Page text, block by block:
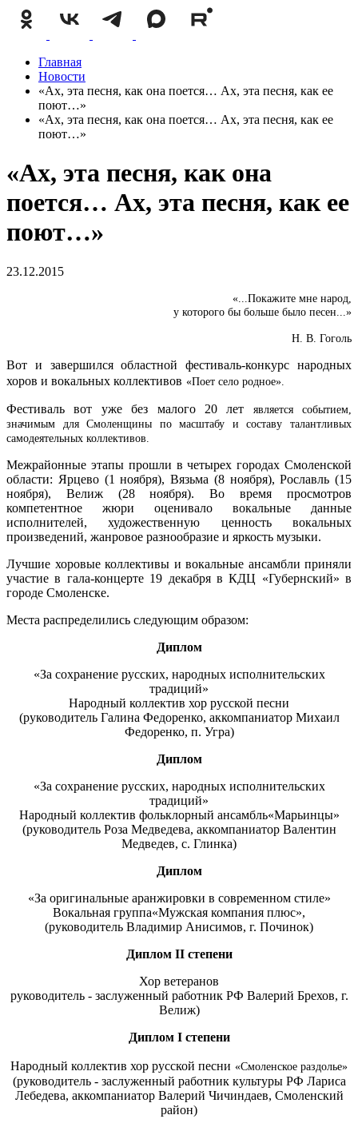
Главная
Новости
«Ах, эта песня, как она поется… Ах, эта песня, как ее
поют…»
«Ах, эта песня, как она поется… Ах, эта песня, как ее
поют…»
«Ах, эта песня, как она
поется… Ах, эта песня, как ее
поют…»
23.12.2015
«...Покажите мне народ,
у которого бы больше было песен...»
Н. В. Гоголь
Вот и завершился областной фестиваль-конкурс народных
хоров и вокальных коллективов «Поет село родное».
Фестиваль вот уже без малого 20 лет
является событием,
значимым для Смоленщины по масштабу и составу талантливых
самодеятельных коллективов.
Межрайонные этапы прошли в четырех городах Смоленской
области: Ярцево (1 ноября), Вязьма (8 ноября), Рославль (15
ноября), Велиж (28 ноября). Во время просмотров
компетентное жюри оценивало вокальные данные
исполнителей, художественную ценность вокальных
произведений, жанровое разнообразие и яркость музыки.
Лучшие хоровые коллективы и вокальные ансамбли приняли
участие в гала-концерте 19 декабря в КДЦ «Губернский» в
городе Смоленске.
Места распределились следующим образом:
Диплом
«За сохранение русских, народных исполнительских
традиций»
Народный коллектив хор русской песни
(руководитель Галина Федоренко, аккомпаниатор Михаил
Федоренко, п. Угра)
Диплом
«За сохранение русских, народных исполнительских
традиций»
Народный коллектив фольклорный ансамбль«Марьинцы»
(руководитель Роза Медведева, аккомпаниатор Валентин
Медведев, с. Глинка)
Диплом
«За оригинальные аранжировки в современном стиле»
Вокальная группа«Мужская компания плюс»,
(руководитель Владимир Анисимов, г. Починок)
ДипломII степени
Хор ветеранов
руководитель - заслуженный работник РФ Валерий Брехов, г.
Велиж)
Диплом Iстепени
Народный коллектив хор русской песни «Смоленское раздолье»
(руководитель - заслуженный работник культуры РФ Лариса
Лебедева, аккомпаниатор Валерий Чичиндаев, Смоленский
район)